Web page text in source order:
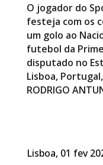
O jogador do
festeja com os
um golo ao
futebol da
disputado no
Lisboa,
RODRIGO
Lisboa, 01 fev